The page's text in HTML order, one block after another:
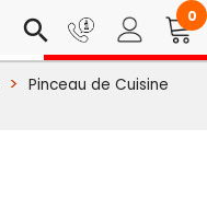
search 0
Pinceau de Cuisine